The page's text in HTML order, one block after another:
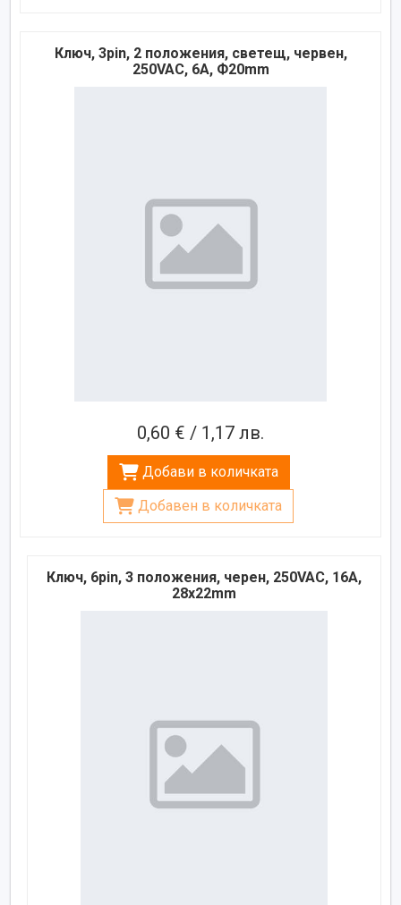
Ключ, 3pin, 2 положения, светещ, червен,
250VAC, 6A, Ф20mm
0,60 € / 1,17 лв.
Добави в количката
Добавен в количката
Ключ, 6pin, 3 положения, черен, 250VAC, 16A,
28x22mm